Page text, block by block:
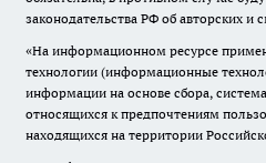
законодательства РФ об авторских и
«На информационном ресурсе
технологии (информационные
информации на основе сбора,
относящихся к предпочтениям
находящихся на территории